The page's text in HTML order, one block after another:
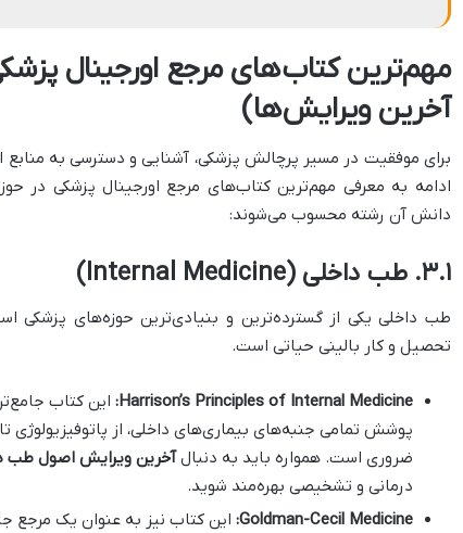
مهم‌ترین کتاب‌های مرجع اورجینال
آخرین ویرایش‌ها)
برای موفقیت در مسیر پرچالش پزشکی، آشنایی و دسترسی به
ادامه به معرفی مهم‌ترین کتاب‌های مرجع اورجینال پزشکی در
دانش آن رشته محسوب می‌شوند:
۳.۱. طب داخلی (Internal Medicine)
طب داخلی یکی از گسترده‌ترین و بنیادی‌ترین حوزه‌های پزشکی
تحصیل و کار بالینی حیاتی است.
Harrison’s Principles of Internal Medicine: این کتاب
پوشش تمامی جنبه‌های بیماری‌های داخلی، از پاتوفیزیولوژی
ضروری است. همواره باید به دنبالآخرین ویرایش اصول طب
درمانی و تشخیصی بهره‌مند شوید.
Goldman-Cecil Medicine: این کتاب نیز به عنوان یک مرجع